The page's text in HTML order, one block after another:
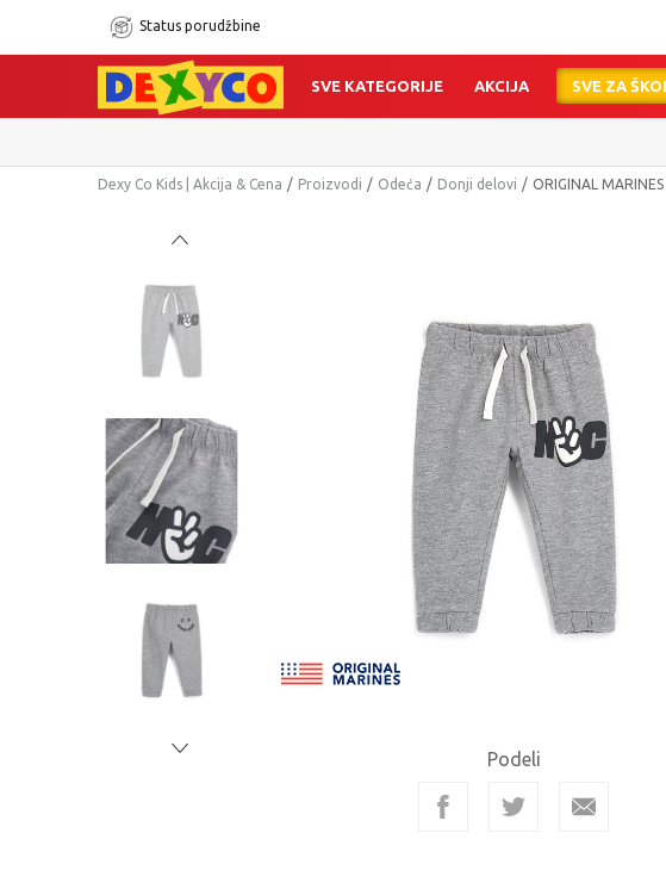
Status porudžbine
SVE KATEGORIJE AKCIJA SVE ZA
Dexy Co Kids | Akcija & Cena Proizvodi Odeća Donji delovi ORIGINAL
Podeli